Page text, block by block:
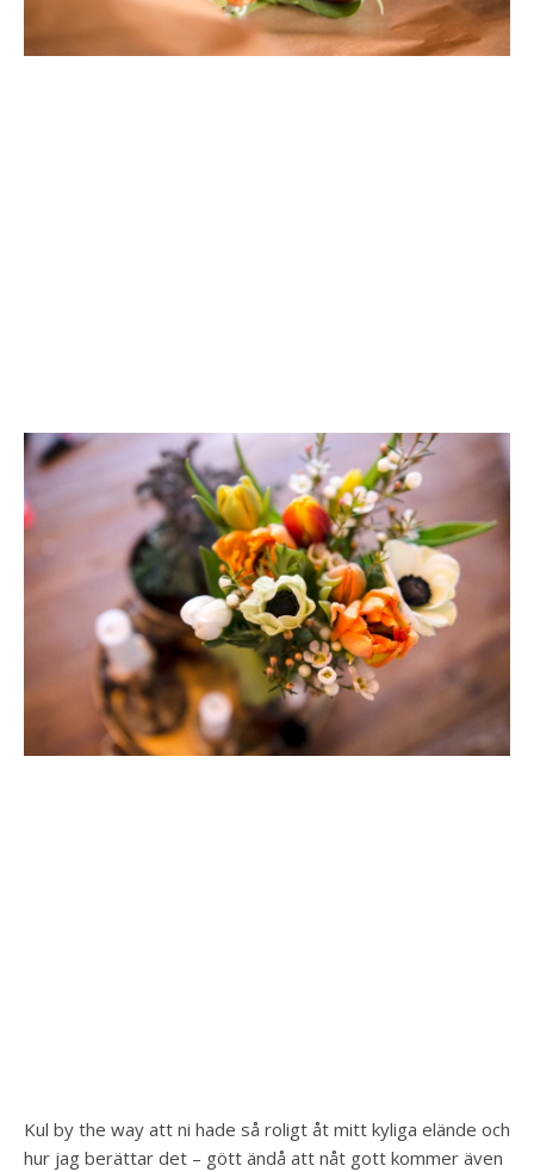
Kul by the way att ni hade så roligt åt mitt kyliga elände och
hur jag berättar det – gött ändå att nåt gott kommer även